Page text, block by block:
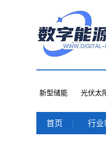
新型储能 光伏太
首页 行业